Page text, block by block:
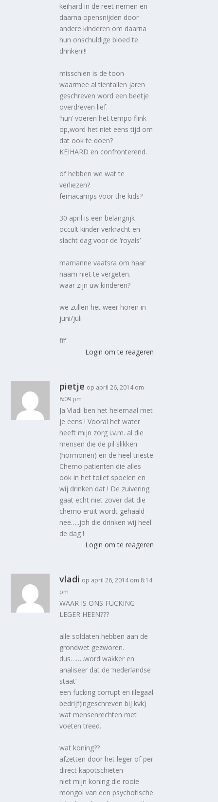
keihard in de reet nemen en
daarna opensnijden door
andere kinderen om daarna
hun onschuldige bloed te
drinken!!!
misschien is de toon
waarmee al tientallen jaren
geschreven word een beetje
overdreven lief.
‘hun’ voeren het tempo flink
op,word het niet eens tijd om
dat ook te doen?
KEIHARD en confronterend.
of hebben we wat te
verliezen?
femacamps voor the kids?
30 april is een belangrijk
occult kinder verkracht en
slacht dag voor de ‘royals’
marrianne vaatsra om haar
naam niet te vergeten.
waar zijn uw kinderen?
we zullen het weer horen in
juni/juli
fff
Login om te reageren
pietje op april 26, 2014 om
8:09 pm
Ja Vladi ben het helemaal met
je eens ! Vooral het water
heeft mijn zorg i.v.m. al die
mensen die de pil slikken
(hormonen) en de heel trieste
Chemo patienten die alles
ook in het toilet spoelen en
wij drinken dat ! De zuivering
gaat echt niet zover dat die
chemo eruit wordt gehaald
nee…..joh die drinken wij heel
de dag !
Login om te reageren
vladi op april 26, 2014 om 8:14
pm
WAAR IS ONS FUCKING
LEGER HEEN???
alle soldaten hebben aan de
grondwet gezworen.
dus……..word wakker en
analiseer dat de ‘nederlandse
staat’
een fucking corrupt en illegaal
bedrijf(ingeschreven bij kvk)
wat mensenrechten met
voeten treed.
wat koning??
afzetten door het leger of per
direct kapotschieten
niet mijn koning die rooie
mongol van een psychotische